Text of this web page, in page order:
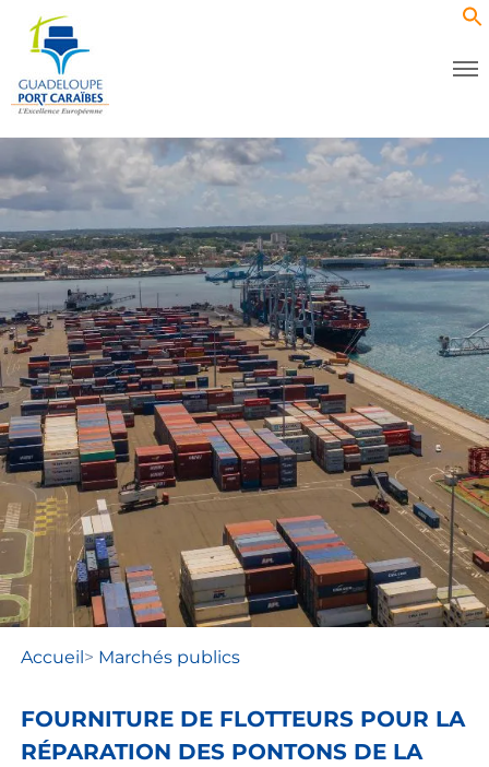
Accueil> Marchés publics
FOURNITURE DE FLOTTEURS POUR LA
RÉPARATION DES PONTONS DE LA